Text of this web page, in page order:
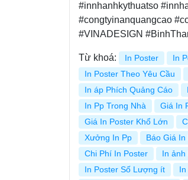
#innhanhkythuatso
#congtyinanquangcao
#VINADESIGN
Từ khoá: In Poster In
In Poster Theo Yêu Cầu
In áp Phích Quảng Cáo
In Pp Trong Nhà
Giá In
Giá In Poster Khổ Lớn
Xưởng In Pp
Báo Giá In
Chi Phí In Poster
In ảnh
In Poster Số Lượng ít